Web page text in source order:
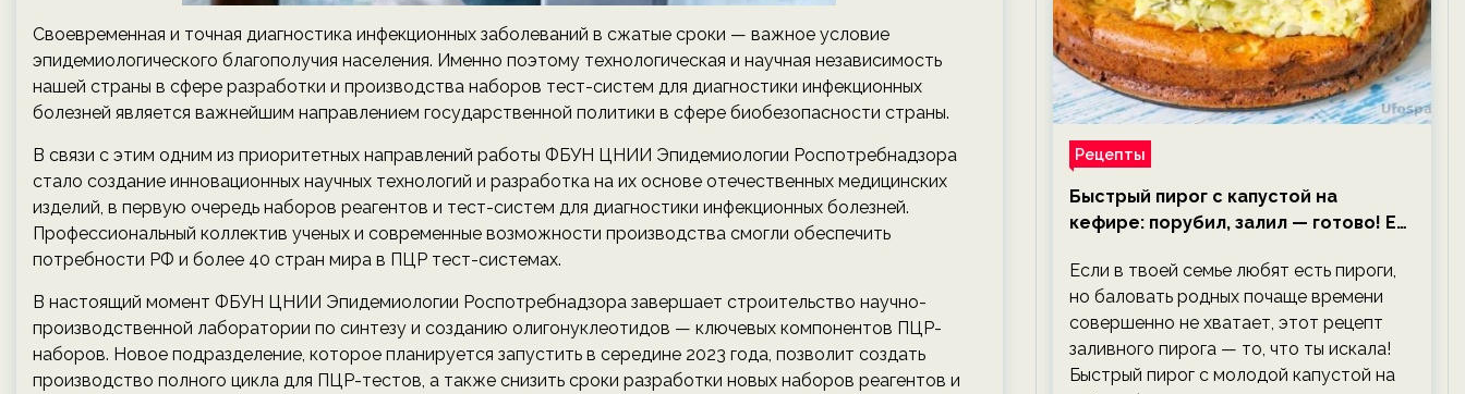
Своевременная и точная диагностика инфекционных заболеваний в сжатые сроки — важное условие
эпидемиологического благополучия населения. Именно поэтому технологическая и научная независимость
нашей страны в сфере разработки и производства наборов тест-систем для диагностики инфекционных
болезней является важнейшим направлением государственной политики в сфере биобезопасности страны.
В связи с этим одним из приоритетных направлений работы ФБУН ЦНИИ Эпидемиологии Роспотребнадзора
стало создание инновационных научных технологий и разработка на их основе отечественных медицинских
изделий, в первую очередь наборов реагентов и тест-систем для диагностики инфекционных болезней.
Профессиональный коллектив ученых и современные возможности производства смогли обеспечить
потребности РФ и более 40 стран мира в ПЦР тест-системах.
В настоящий момент ФБУН ЦНИИ Эпидемиологии Роспотребнадзора завершает строительство научно-
производственной лаборатории по синтезу и созданию олигонуклеотидов — ключевых компонентов ПЦР-
наборов. Новое подразделение, которое планируется запустить в середине 2023 года, позволит создать
производство полного цикла для ПЦР-тестов, а также снизить сроки разработки новых наборов реагентов и
Рецепты
Быстрый пирог с капустой на
кефире: порубил, залил — готово! Ем,
Если в твоей семье любят есть пироги,
но баловать родных почаще времени
совершенно не хватает, этот рецепт
заливного пирога — то, что ты искала!
Быстрый пирог с молодой капустой на